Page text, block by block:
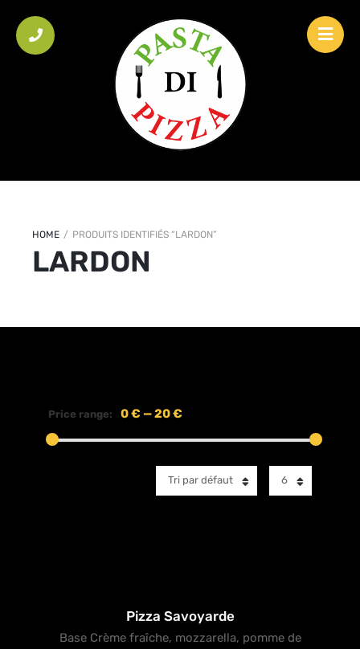
HOME / PRODUITS IDENTIFIÉS “LARDON”
LARDON
Price range: 0 € —20 €
6
Tri par défaut
Pizza Savoyarde
Base Crème fraîche, mozzarella, pomme de